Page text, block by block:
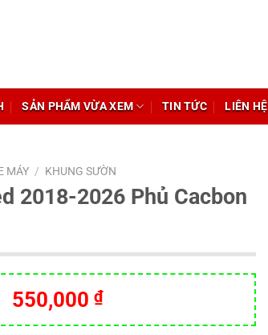
SẢN PHẨM VỪA XEM TIN TỨC LIÊN HỆ
MÁY / KHUNG SƯỜN
2018-2026 Phủ Cacbon
550,000 ₫